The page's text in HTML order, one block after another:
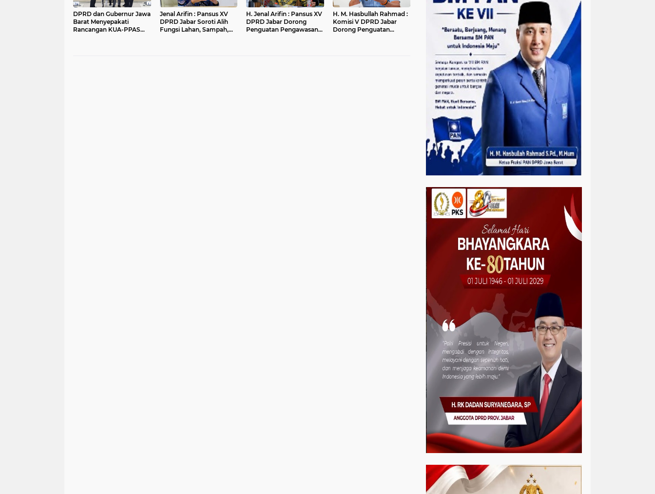
DPRD dan Gubernur Jawa
Barat Menyepakati
Rancangan KUA-PPAS
Jenal Arifin : Pansus XV
DPRD Jabar Soroti Alih
Fungsi Lahan, Sampah,
H. Jenal Arifin : Pansus XV
DPRD Jabar Dorong
Penguatan Pengawasan
H. M. Hasbullah Rahmad :
Komisi V DPRD Jabar
Dorong Penguatan